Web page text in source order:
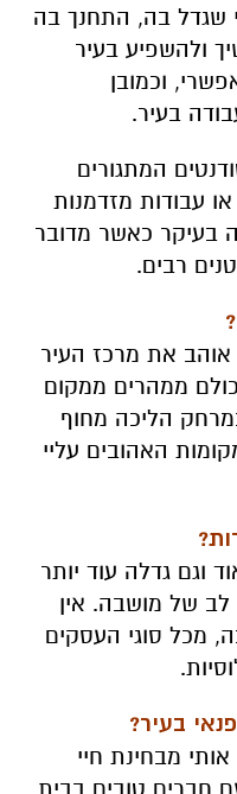
שגדל בה, התחנך בה
ולהשפיע בעיר
וכמובן
בעיר.
המתגורים
עבודות מזדמנות
בעיקר כאשר מדובר
רבים.
אוהב את מרכז העיר
ממהרים ממקום
הליכה מחוף
האהובים עליי
וגם גדלה עוד יותר
של מושבה. אין
מכל סוגי העסקים
בעיר?
מבחינת חיי